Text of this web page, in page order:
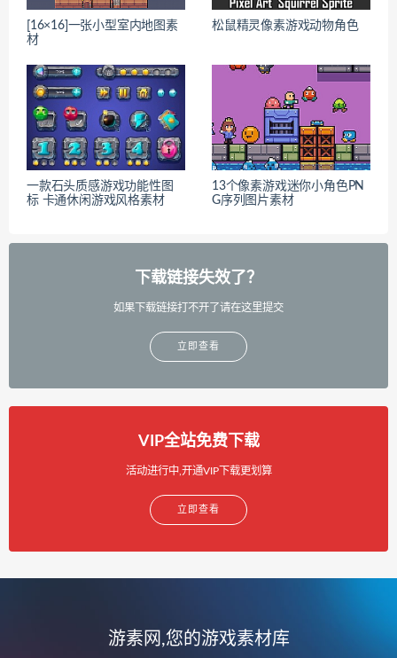
[16×16]一张小型室内地图素
材
松鼠精灵像素游戏动物角色
一款石头质感游戏功能性图
标 卡通休闲游戏风格素材
13个像素游戏迷你小角色PN
G序列图片素材
下载链接失效了？
如果下载链接打不开了请在这里提交
立即查看
VIP全站免费下载
活动进行中,开通VIP下载更划算
立即查看
游素网,您的游戏素材库